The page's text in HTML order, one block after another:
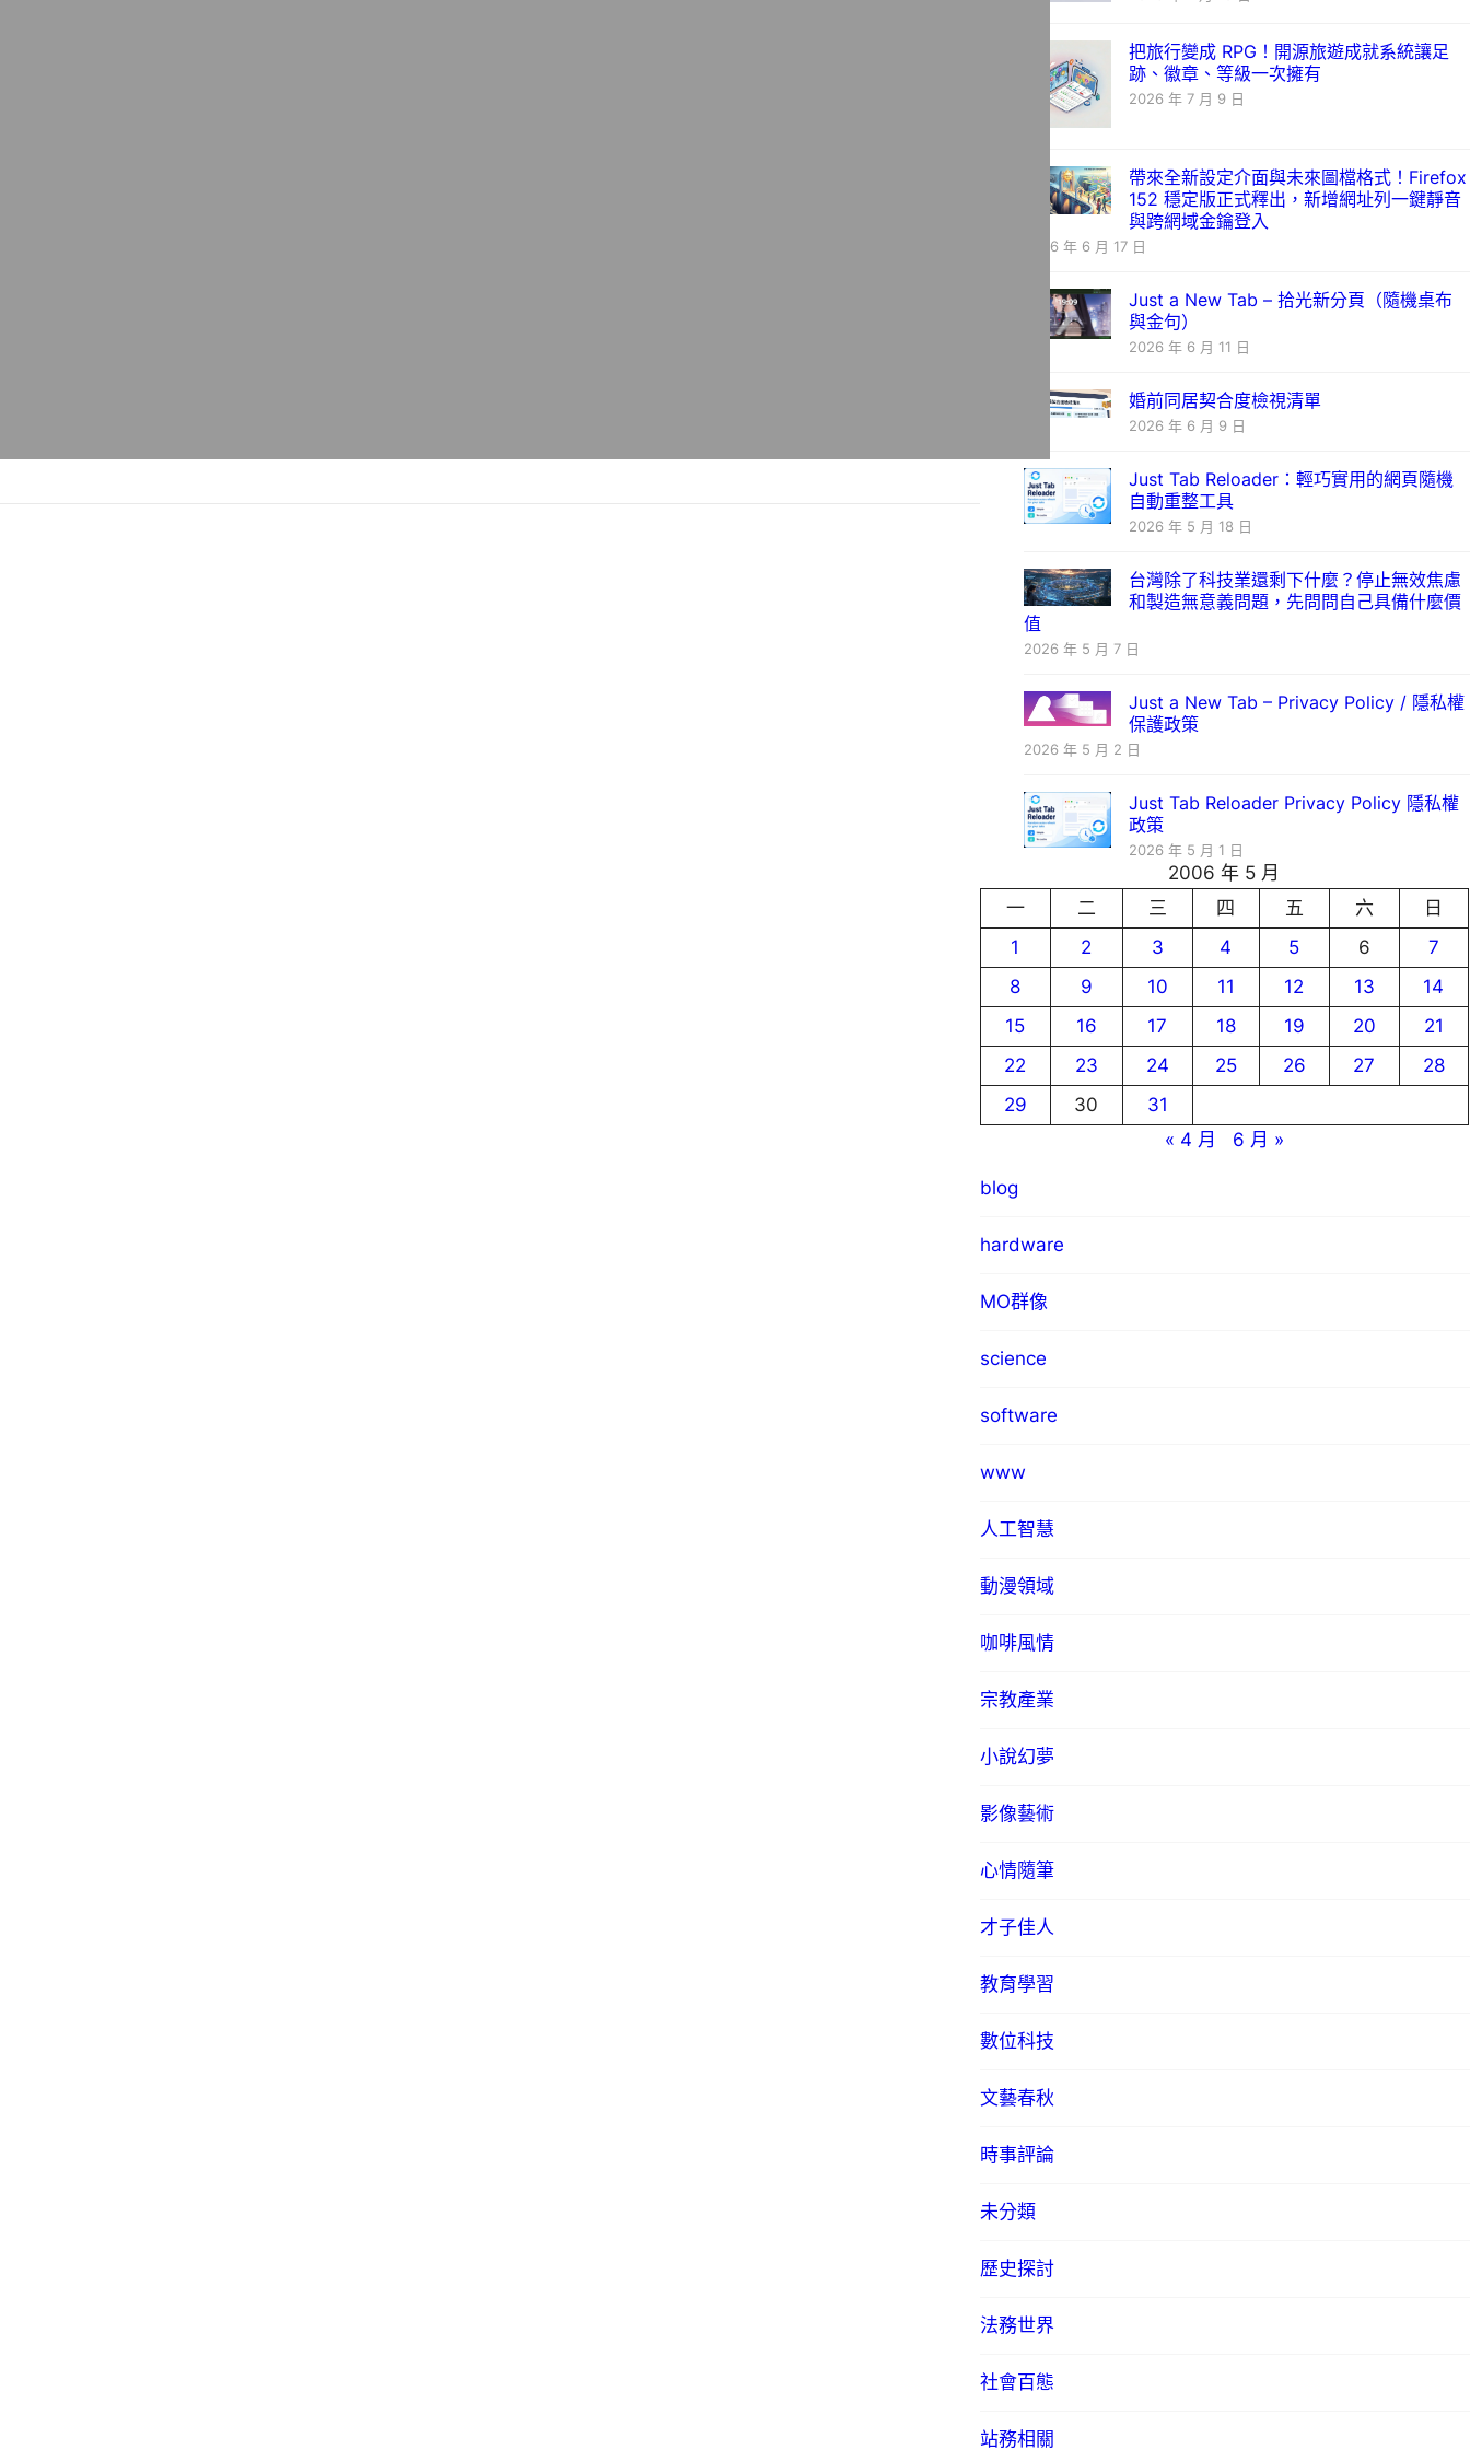
把旅行變成 RPG！開源旅遊成就系統讓足
跡、徽章、等級一次擁有
2026 年 7 月 9 日
帶來全新設定介面與未來圖檔格式！Firefox
152 穩定版正式釋出，新增網址列一鍵靜音
與跨網域金鑰登入
2026 年 6 月 17 日
Just a New Tab – 拾光新分頁（隨機桌布
與金句）
2026 年 6 月 11 日
婚前同居契合度檢視清單
2026 年 6 月 9 日
Just Tab Reloader：輕巧實用的網頁隨機
自動重整工具
2026 年 5 月 18 日
台灣除了科技業還剩下什麼？停止無效焦慮
和製造無意義問題，先問問自己具備什麼價
值
2026 年 5 月 7 日
Just a New Tab – Privacy Policy / 隱私權
保護政策
2026 年 5 月 2 日
Just Tab Reloader Privacy Policy 隱私權
政策
2026 年 5 月 1 日
2006 年 5 月
一
二 三 四 五 六
日
1
2 3 4 5 6
7
8
9 10 11 12 13
14
15
16 17 18 19 20
21
22
23 24 25 26 27
28
29
30
31
« 4 月
6 月 »
blog
hardware
MO群像
science
software
www
人工智慧
動漫領域
咖啡風情
宗教產業
小說幻夢
影像藝術
心情隨筆
才子佳人
教育學習
數位科技
文藝春秋
時事評論
未分類
歷史探討
法務世界
社會百態
站務相關